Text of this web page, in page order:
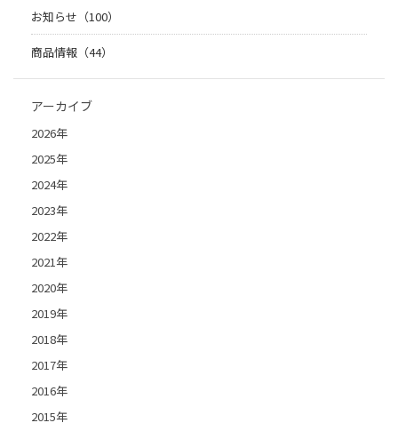
お知らせ（100）
商品情報（44）
アーカイブ
2026年
2025年
2024年
2023年
2022年
2021年
2020年
2019年
2018年
2017年
2016年
2015年